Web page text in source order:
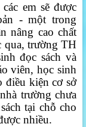
em sẽ được
- một trong
nâng cao chất
qua, trường TH
đọc sách và
viên, học sinh
điều kiện cơ sở
trường chưa
tại chỗ cho
nhiều.